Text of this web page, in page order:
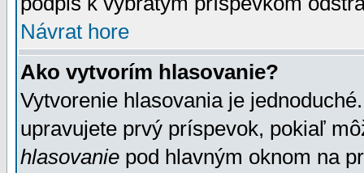
Návrat hore
Ako vytvorím hlasovanie?
Vytvorenie hlasovania je
upravujete prvý príspevok, pokiaľ
hlasovanie pod hlavným oknom na